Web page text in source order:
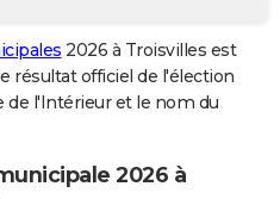
2026 à Troisvilles est
résultat officiel de l'élection
l'Intérieur et le nom du
2026 à